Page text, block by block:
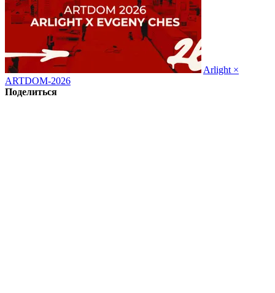
Arlight ×
ARTDOM-2026
Поделиться